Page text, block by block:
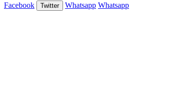
Facebook Twitter Whatsapp Whatsapp